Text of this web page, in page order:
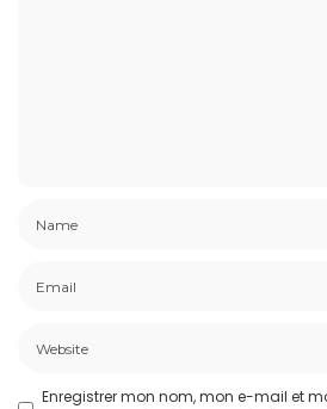
Enregistrer mon nom, mon e-mail et